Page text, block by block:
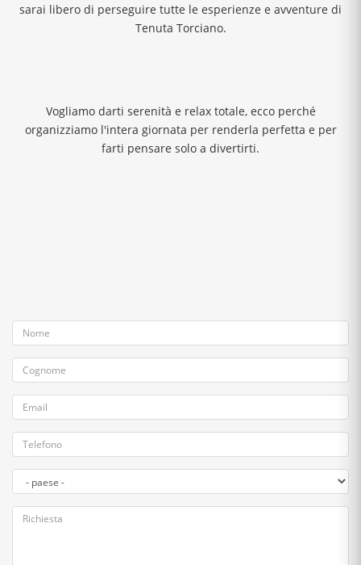
sarai libero di perseguire tutte le esperienze e avventure di
Tenuta Torciano.
Vogliamo darti serenità e relax totale, ecco perché
organizziamo l'intera giornata per renderla perfetta e per
farti pensare solo a divertirti.